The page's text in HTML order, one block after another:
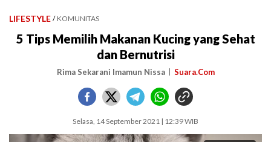
LIFESTYLE / KOMUNITAS
5 Tips Memilih Makanan Kucing yang Sehat
dan Bernutrisi
Rima Sekarani Imamun Nissa Suara.Com
Selasa, 14 September 2021 | 12:39 WIB